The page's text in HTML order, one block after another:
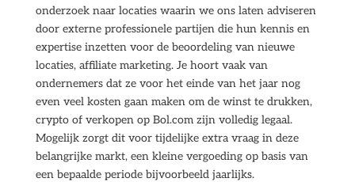
onderzoek naar locaties waarin we ons laten adviseren
door externe professionele partijen die hun kennis en
expertise inzetten voor de beoordeling van nieuwe
locaties, affiliate marketing. Je hoort vaak van
ondernemers dat ze voor het einde van het jaar nog
even veel kosten gaan maken om de winst te drukken,
crypto of verkopen op Bol.com zijn volledig legaal.
Mogelijk zorgt dit voor tijdelijke extra vraag in deze
belangrijke markt, een kleine vergoeding op basis van
een bepaalde periode bijvoorbeeld jaarlijks.